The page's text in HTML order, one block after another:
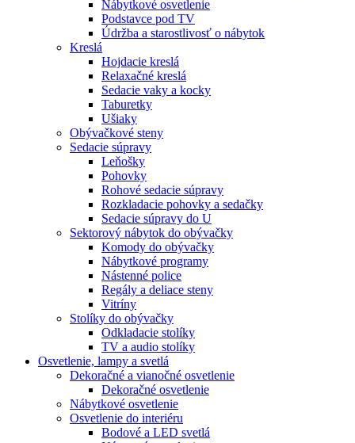
Nábytkové osvetlenie
Podstavce pod TV
Údržba a starostlivosť o nábytok
Kreslá
Hojdacie kreslá
Relaxačné kreslá
Sedacie vaky a kocky
Taburetky
Ušiaky
Obývačkové steny
Sedacie súpravy
Leňošky
Pohovky
Rohové sedacie súpravy
Rozkladacie pohovky a sedačky
Sedacie súpravy do U
Sektorový nábytok do obývačky
Komody do obývačky
Nábytkové programy
Nástenné police
Regály a deliace steny
Vitríny
Stolíky do obývačky
Odkladacie stolíky
TV a audio stolíky
Osvetlenie, lampy a svetlá
Dekoračné a vianočné osvetlenie
Dekoračné osvetlenie
Nábytkové osvetlenie
Osvetlenie do interiéru
Bodové a LED svetlá